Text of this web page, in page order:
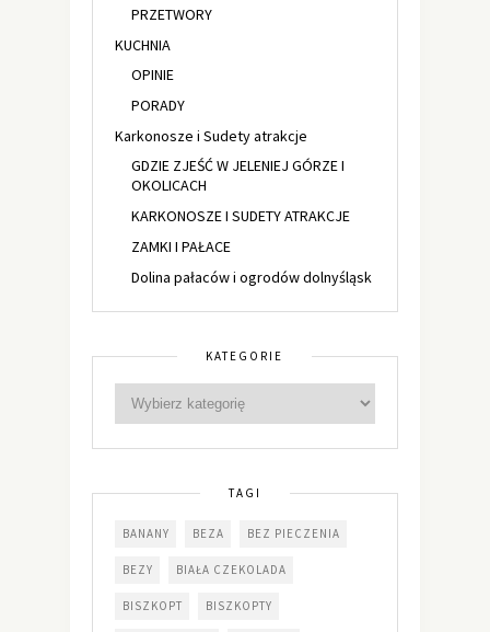
PRZETWORY
KUCHNIA
OPINIE
PORADY
Karkonosze i Sudety atrakcje
GDZIE ZJEŚĆ W JELENIEJ GÓRZE I
OKOLICACH
KARKONOSZE I SUDETY ATRAKCJE
ZAMKI I PAŁACE
Dolina pałaców i ogrodów dolnyśląsk
KATEGORIE
TAGI
BANANY BEZA BEZ PIECZENIA
BEZY BIAŁA CZEKOLADA
BISZKOPT BISZKOPTY